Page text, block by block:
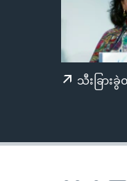
သီးခြား